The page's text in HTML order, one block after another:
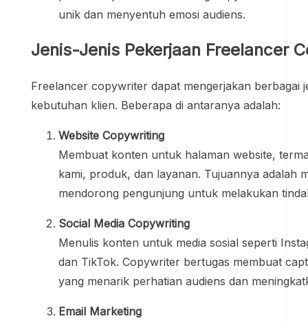
unik dan menyentuh emosi audiens.
Jenis-Jenis Pekerjaan Freelancer
Freelancer copywriter dapat mengerjakan berbagai
kebutuhan klien. Beberapa di antaranya adalah:
Website Copywriting
Membuat konten untuk halaman website,
kami, produk, dan layanan. Tujuannya adalah
mendorong pengunjung untuk melakukan
Social Media Copywriting
Menulis konten untuk media sosial seperti
dan TikTok. Copywriter bertugas membuat
yang menarik perhatian audiens dan
Email Marketing